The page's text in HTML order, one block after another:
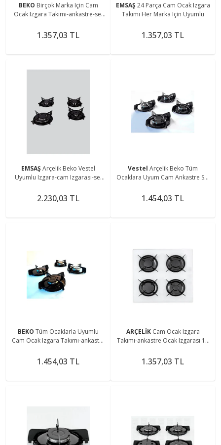
BEKO Birçok Marka Için Cam
Ocak Izgara Takımı-ankastre-set
1.357,03 TL
EMSAŞ 24 Parça Cam Ocak Izgara
Takımı Her Marka Için Uyumlu
1.357,03 TL
EMSAŞ Arçelik Beko Vestel
Uyumlu Izgara-cam Izgarası-set
emaye-ızgara Takımı
2.230,03 TL
Vestel Arçelik Beko Tüm
Ocaklara Uyum Cam Ankastre Set
Emaye Parlak
1.454,03 TL
BEKO Tüm Ocaklarla Uyumlu
Cam Ocak Izgara Takımı-ankastre
Izgarası (8 Parça)
1.454,03 TL
ARÇELİK Cam Ocak Izgara
Takımı-ankastre Ocak Izgarası 17
1.357,03 TL